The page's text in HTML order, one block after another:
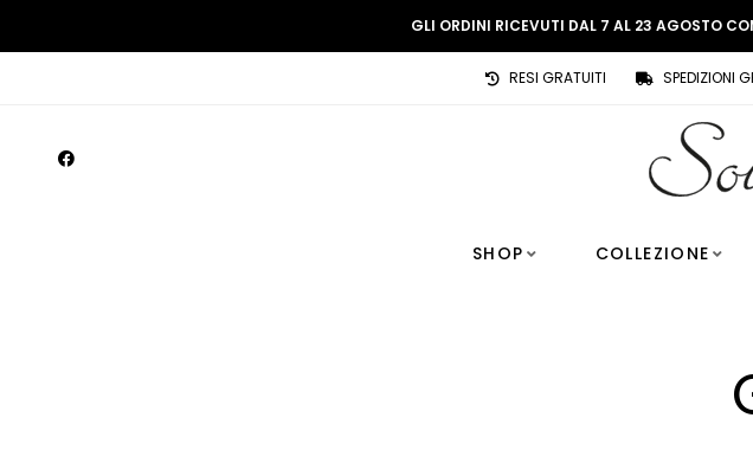
GLI ORDINI RICEVUTI DAL 7 AL 23 AGOSTO
RESI GRATUITI SPEDIZIONI
SHOP COLLEZIONE